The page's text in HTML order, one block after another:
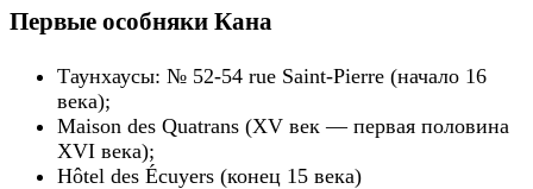
Первые особняки Кана
Таунхаусы: № 52-54 rue Saint-Pierre (начало 16
века);
Maison des Quatrans (XV век — первая половина
XVI века);
Hôtel des Écuyers (конец 15 века)